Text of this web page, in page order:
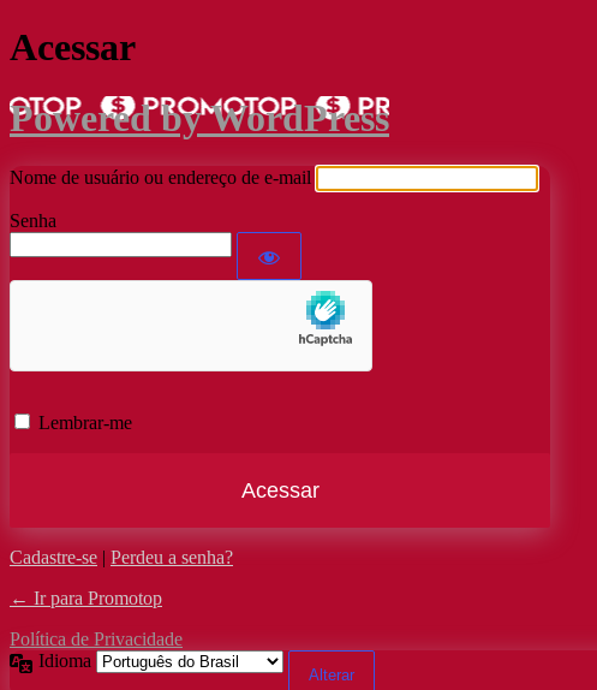
Acessar
Powered by WordPress
Nome de usuário ou endereço de e-mail
Senha
Lembrar-me
Cadastre-se | Perdeu a senha?
← Ir para Promotop
Política de Privacidade
Idioma